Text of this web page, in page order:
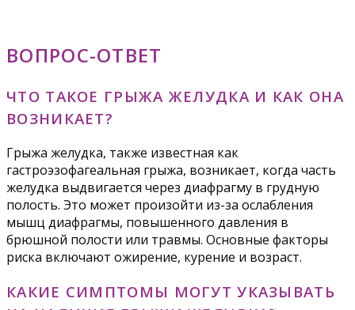
ВОПРОС-ОТВЕТ
ЧТО ТАКОЕ ГРЫЖА ЖЕЛУДКА И КАК ОНА
ВОЗНИКАЕТ?
Грыжа желудка, также известная как
гастроэзофагеальная грыжа, возникает, когда часть
желудка выдвигается через диафрагму в грудную
полость. Это может произойти из-за ослабления
мышц диафрагмы, повышенного давления в
брюшной полости или травмы. Основные факторы
риска включают ожирение, курение и возраст.
КАКИЕ СИМПТОМЫ МОГУТ УКАЗЫВАТЬ